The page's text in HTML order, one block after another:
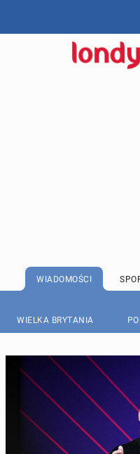
WIADOMOŚCI
WIELKA BRYTANIA